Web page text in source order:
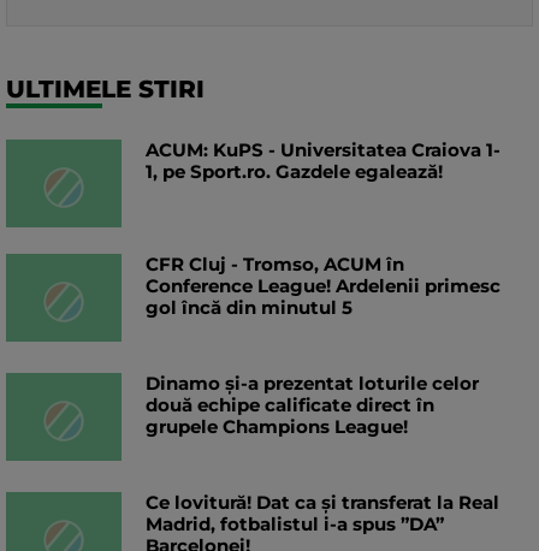
ULTIMELE STIRI
ACUM: KuPS - Universitatea Craiova 1-
1, pe Sport.ro. Gazdele egalează!
CFR Cluj - Tromso, ACUM în
Conference League! Ardelenii primesc
gol încă din minutul 5
Dinamo și-a prezentat loturile celor
două echipe calificate direct în
grupele Champions League!
Ce lovitură! Dat ca și transferat la Real
Madrid, fotbalistul i-a spus ”DA”
Barcelonei!